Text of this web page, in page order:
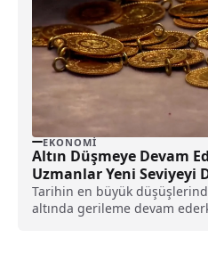
EKONOMI
Altın Düşmeye Devam
Uzmanlar Yeni Seviyeyi
Tarihin en büyük
altında gerileme devam